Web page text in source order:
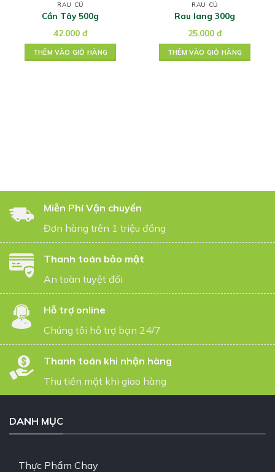
RAU CỦ
Cần Tây 500g
42.000 đ
THÊM VÀO GIỎ HÀNG
RAU CỦ
Rau lang 300g
25.000 đ
THÊM VÀO GIỎ HÀNG
Miễn Phí Vận chuyển
Đơn hàng trên 1 triệu đồng
Thanh toán bảo mật
An toàn tuyệt đối
Hỗ trợ online
Chúng tôi hỗ trợ bạn 24/7
Thanh toán khi nhận hàng
Thu tiền mặt khi giao hàng
DANH MỤC
Thực Phẩm Chay